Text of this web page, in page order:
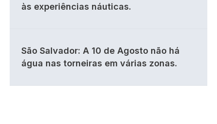
às experiências náuticas.
São Salvador: A 10 de Agosto não há
água nas torneiras em várias zonas.